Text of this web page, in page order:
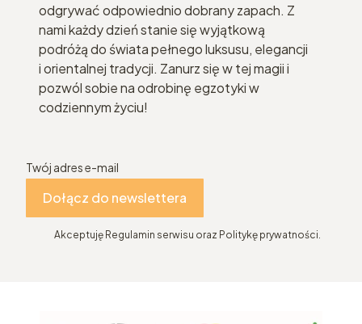
odgrywać odpowiednio dobrany zapach. Z
nami każdy dzień stanie się wyjątkową
podróżą do świata pełnego luksusu, elegancji
i orientalnej tradycji. Zanurz się w tej magii i
pozwól sobie na odrobinę egzotyki w
codziennym życiu!
Twój adres e-mail
Dołącz do newslettera
Akceptuję Regulamin serwisu oraz Politykę prywatności.